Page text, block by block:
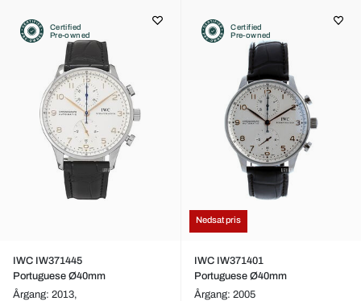
Certified
Pre-owned
IWC IW371445
Portuguese Ø40mm
Årgang: 2013,
Certified
Pre-owned
Nedsat pris
IWC IW371401
Portuguese Ø40mm
Årgang: 2005